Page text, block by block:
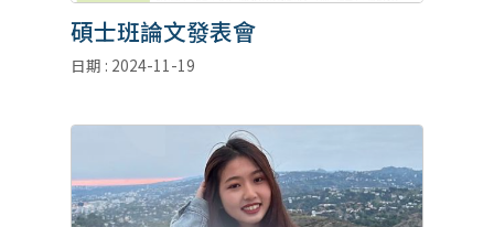
碩士班論文發表會
日期 : 2024-11-19